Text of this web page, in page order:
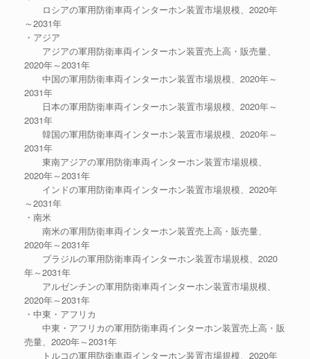
ロシアの軍用防衛車両インターホン装置市場規模、2020年
～2031年
・アジア
アジアの軍用防衛車両インターホン装置売上高・販売量、
2020年～2031年
中国の軍用防衛車両インターホン装置市場規模、2020年～
2031年
日本の軍用防衛車両インターホン装置市場規模、2020年～
2031年
韓国の軍用防衛車両インターホン装置市場規模、2020年～
2031年
東南アジアの軍用防衛車両インターホン装置市場規模、
2020年～2031年
インドの軍用防衛車両インターホン装置市場規模、2020年
～2031年
・南米
南米の軍用防衛車両インターホン装置売上高・販売量、
2020年～2031年
ブラジルの軍用防衛車両インターホン装置市場規模、2020
年～2031年
アルゼンチンの軍用防衛車両インターホン装置市場規模、
2020年～2031年
・中東・アフリカ
中東・アフリカの軍用防衛車両インターホン装置売上高・販
売量、2020年～2031年
トルコの軍用防衛車両インターホン装置市場規模、2020年